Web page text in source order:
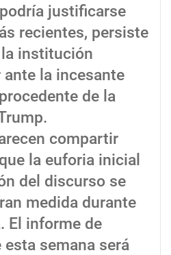
justificarse
recientes, persiste
la institución
ante la incesante
de la
compartir
la euforia inicial
del discurso se
medida durante
El informe de
semana será